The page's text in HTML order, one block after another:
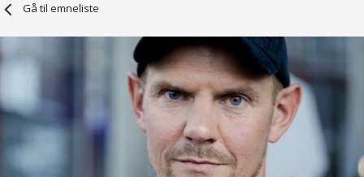
Gå til emneliste